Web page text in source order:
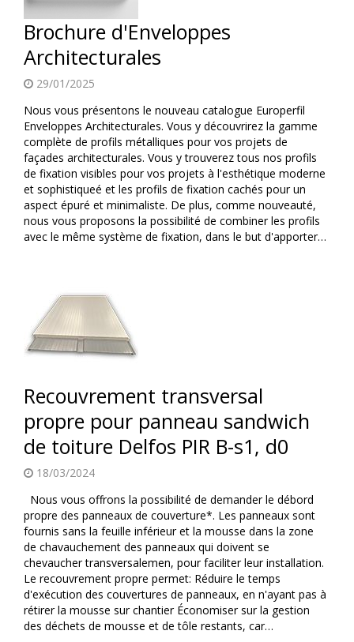
Brochure d'Enveloppes
Architecturales
29/01/2025
Nous vous présentons le nouveau catalogue Europerfil
Enveloppes Architecturales. Vous y découvrirez la gamme
complète de profils métalliques pour vos projets de
façades architecturales. Vous y trouverez tous nos profils
de fixation visibles pour vos projets à l'esthétique moderne
et sophistiqueé et les profils de fixation cachés pour un
aspect épuré et minimaliste. De plus, comme nouveauté,
nous vous proposons la possibilité de combiner les profils
avec le même système de fixation, dans le but d'apporter…
Recouvrement transversal
propre pour panneau sandwich
de toiture Delfos PIR B-s1, d0
18/03/2024
Nous vous offrons la possibilité de demander le débord
propre des panneaux de couverture*. Les panneaux sont
fournis sans la feuille inférieur et la mousse dans la zone
de chavauchement des panneaux qui doivent se
chevaucher transversalemen, pour faciliter leur installation.
Le recouvrement propre permet: Réduire le temps
d'exécution des couvertures de panneaux, en n'ayant pas à
rétirer la mousse sur chantier Économiser sur la gestion
des déchets de mousse et de tôle restants, car…